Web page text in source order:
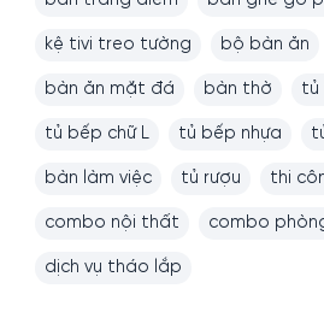
kệ tivi treo tường bộ bàn ăn
bàn ăn mặt đá bàn thờ tủ
tủ bếp chữ L tủ bếp nhựa
bàn làm việc tủ rượu thi
combo nội thất combo
dịch vụ tháo lắp